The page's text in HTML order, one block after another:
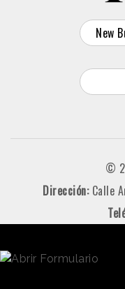
New
©
Dirección: Calle